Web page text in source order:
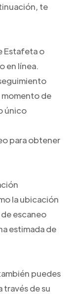
te
Estafeta o
en línea.
de
único
para obtener
la ubicación
escaneo
estimada de
puedes
través de su